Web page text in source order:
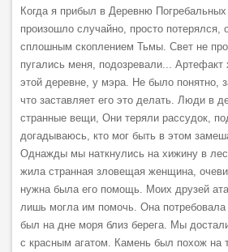
Когда я прибыл в Деревню Погребальных
произошло случайно, просто потерялся,
сплошным скоплением Тьмы. Свет не
пугались меня, подозревали... Артефакт
этой деревне, у мэра. Не было понятно,
что заставляет его это делать. Люди в
странные вещи, Они теряли рассудок,
догадываюсь, кто мог быть в этом
Однажды мы наткнулись на хижину в
жила странная зловещая женщина,
нужна была его помощь. Моих друзей
лишь могла им помочь. Она потребовала
был на дне моря близ берега. Мы
с красным агатом. Камень был похож на